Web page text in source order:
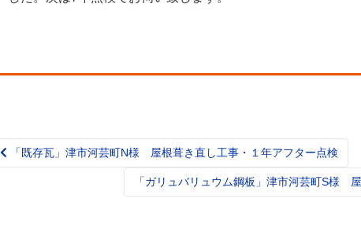
Post
「既存瓦」津市河芸町N様 屋根葺き直し工事・１年アフター点検
「ガリュバリュウム鋼板」津市河芸町S様